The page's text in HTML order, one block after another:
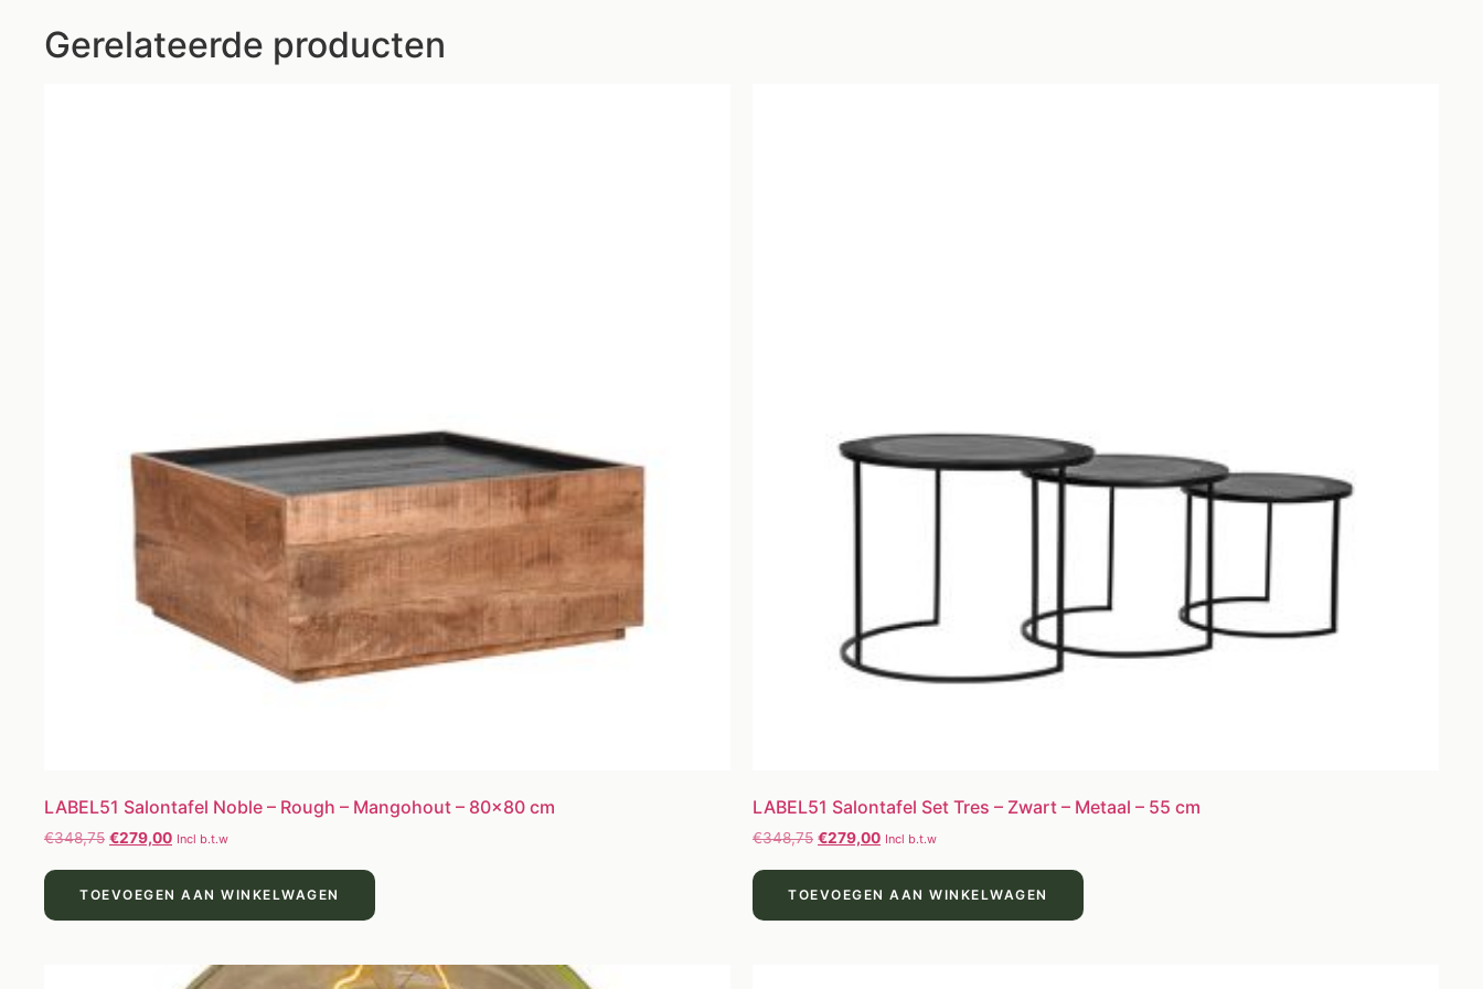
Gerelateerde producten
LABEL51 Salontafel Noble – Rough – Mangohout – 80×80 cm
€348,75 €279,00 Incl b.t.w
TOEVOEGEN AAN WINKELWAGEN
LABEL51 Salontafel Set Tres – Zwart – Metaal – 55 cm
€348,75 €279,00 Incl b.t.w
TOEVOEGEN AAN WINKELWAGEN